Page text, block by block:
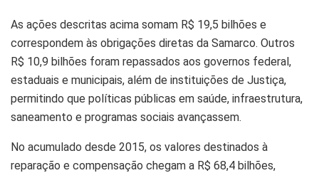
As ações descritas acima somam R$ 19,5 bilhões e
correspondem às obrigações diretas da Samarco. Outros
R$ 10,9 bilhões foram repassados aos governos federal,
estaduais e municipais, além de instituições de Justiça,
permitindo que políticas públicas em saúde, infraestrutura,
saneamento e programas sociais avançassem.
No acumulado desde 2015, os valores destinados à
reparação e compensação chegam a R$ 68,4 bilhões,